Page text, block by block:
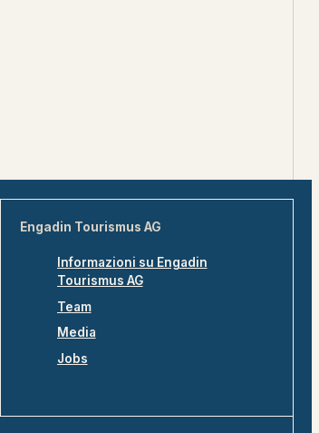
Engadin Tourismus AG
Informazioni su Engadin
Tourismus AG
Team
Media
Jobs